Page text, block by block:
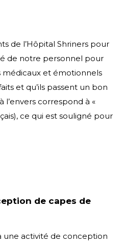
de l’Hôpital Shriners pour
de notre personnel pour
médicaux et émotionnels
et qu’ils passent un bon
l’envers correspond à «
ce qui est souligné pour
de capes de
une activité de conception